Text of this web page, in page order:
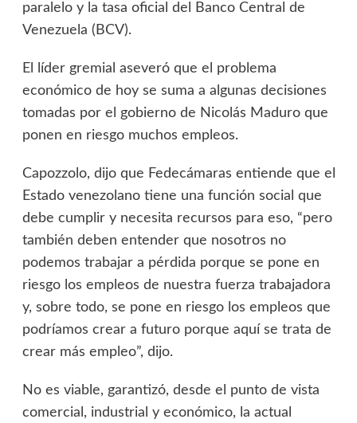
paralelo y la tasa oficial del Banco Central de
Venezuela (BCV).
El líder gremial aseveró que el problema
económico de hoy se suma a algunas decisiones
tomadas por el gobierno de Nicolás Maduro que
ponen en riesgo muchos empleos.
Capozzolo, dijo que Fedecámaras entiende que el
Estado venezolano tiene una función social que
debe cumplir y necesita recursos para eso, “pero
también deben entender que nosotros no
podemos trabajar a pérdida porque se pone en
riesgo los empleos de nuestra fuerza trabajadora
y, sobre todo, se pone en riesgo los empleos que
podríamos crear a futuro porque aquí se trata de
crear más empleo”, dijo.
No es viable, garantizó, desde el punto de vista
comercial, industrial y económico, la actual